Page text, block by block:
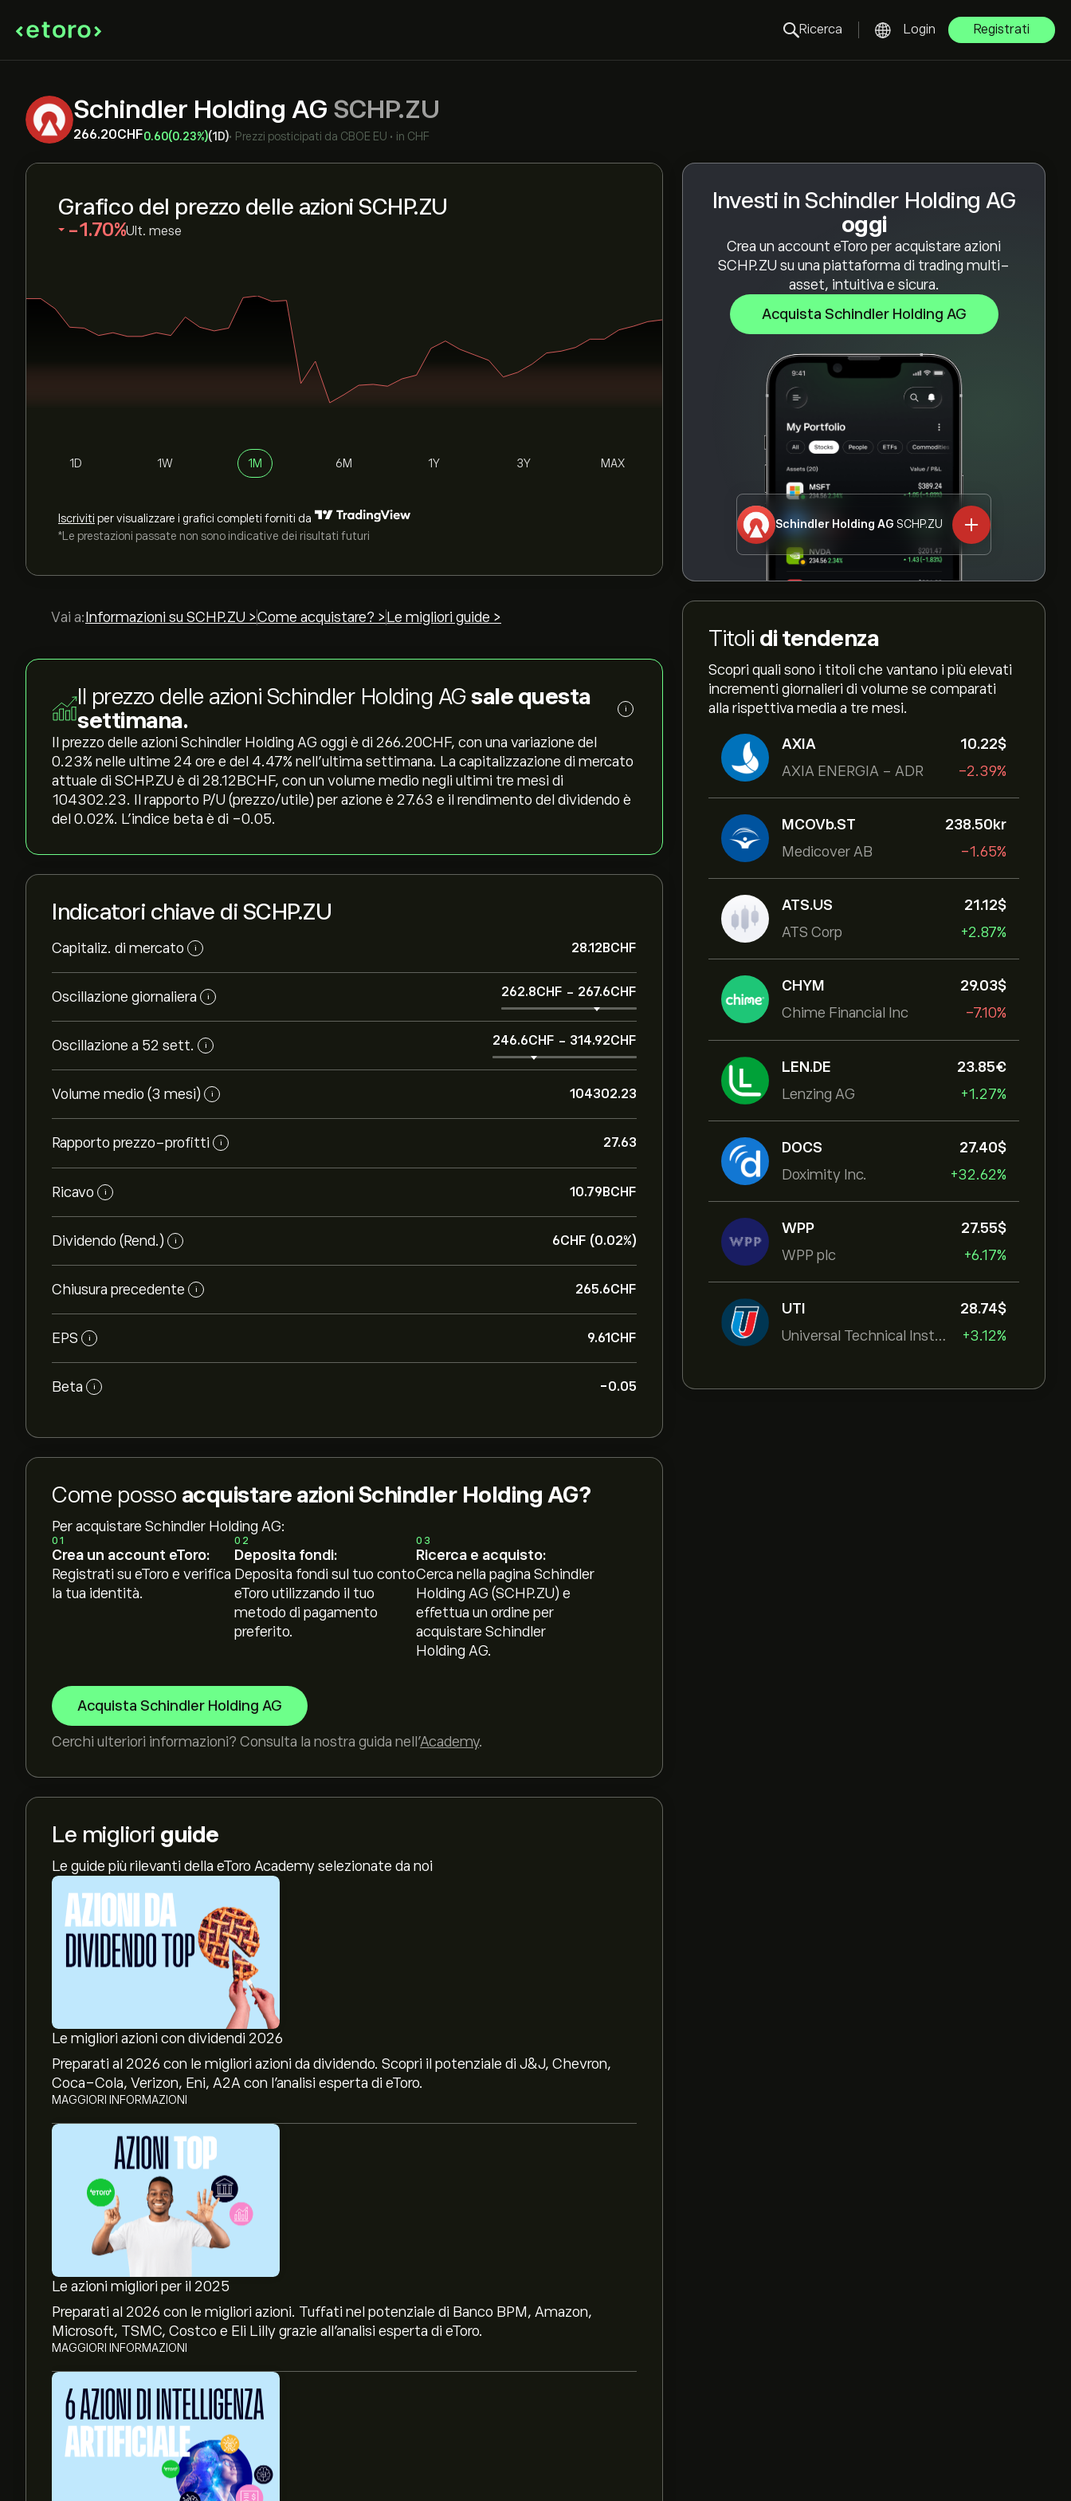
Ricerca Login Registrati
Schindler Holding AG SCHP.ZU
266.20‎CHF‎0.60(0.23%)(1D)• Prezzi posticipati da CBOE EU • in CHF
Investi in Schindler Holding AG
oggi
Crea un account eToro per acquistare azioni
SCHP.ZU su una piattaforma di trading multi-
asset, intuitiva e sicura.
Acquista Schindler Holding AG
Schindler Holding AG SCHP.ZU
Titoli di tendenza
Scopri quali sono i titoli che vantano i più elevati
incrementi giornalieri di volume se comparati
alla rispettiva media a tre mesi.
AXIA
AXIA ENERGIA - ADR
10.22‎$‎
-2.39%
MCOVb.ST
Medicover AB
238.50‎kr‎
-1.65%
ATS.US
ATS Corp
21.12‎$‎
+2.87%
CHYM
Chime Financial Inc
29.03‎$‎
-7.10%
LEN.DE
Lenzing AG
23.85‎€‎
+1.27%
DOCS
Doximity Inc.
27.40‎$‎
+32.62%
WPP
WPP plc
27.55‎$‎
+6.17%
UTI
Universal Technical Institut
28.74‎$‎
+3.12%
Grafico del prezzo delle azioni SCHP.ZU
‎-1.70‎ Ult. mese
1D 1W 1M 6M 1Y 3Y MAX
Iscriviti per visualizzare i grafici completi forniti da
*Le prestazioni passate non sono indicative dei risultati futuri
Vai a: Informazioni su SCHP.ZU >Come acquistare? > Le migliori guide >
Il prezzo delle azioni Schindler Holding AGsale questa
settimana.
i
Il prezzo delle azioni Schindler Holding AG oggi è di 266.20‎CHF‎, con una variazione del
‎0.23‎% nelle ultime 24 ore e del ‎4.47‎% nell'ultima settimana. La capitalizzazione di mercato
attuale di SCHP.ZU è di 28.12B‎CHF‎, con un volume medio negli ultimi tre mesi di
104302.23. Il rapporto P/U (prezzo/utile) per azione è 27.63 e il rendimento del dividendo è
del 0.02%. L'indice beta è di -0.05.
Indicatori chiave di SCHP.ZU
Capitaliz. di mercato i 28.12B‎CHF‎
Oscillazione giornaliera i 262.8‎CHF‎ - 267.6‎CHF‎
Oscillazione a 52 sett. i 246.6‎CHF‎ - 314.92‎CHF‎
Volume medio (3 mesi) i 104302.23
Rapporto prezzo-profitti i 27.63
Ricavo i 10.79B‎CHF‎
Dividendo (Rend.) i 6‎CHF‎ (0.02%)
Chiusura precedente i 265.6‎CHF‎
EPS i 9.61‎CHF‎
Beta i -0.05
Come posso acquistare azioni Schindler Holding AG?
Per acquistare Schindler Holding AG:
01
Crea un account eToro:
Registrati su eToro e verifica
la tua identità.
02
Deposita fondi:
Deposita fondi sul tuo conto
eToro utilizzando il tuo
metodo di pagamento
preferito.
03
Ricerca e acquisto:
Cerca nella pagina Schindler
Holding AG (SCHP.ZU) e
effettua un ordine per
acquistare Schindler
Holding AG.
Acquista Schindler Holding AG
Cerchi ulteriori informazioni? Consulta la nostra guida nell’Academy.
Le migliori guide
Le guide più rilevanti della eToro Academy selezionate da noi
Le migliori azioni con dividendi 2026
Preparati al 2026 con le migliori azioni da dividendo. Scopri il potenziale di J&J, Chevron,
Coca-Cola, Verizon, Eni, A2A con l’analisi esperta di eToro.
MAGGIORI INFORMAZIONI
Le azioni migliori per il 2025
Preparati al 2026 con le migliori azioni. Tuffati nel potenziale di Banco BPM, Amazon,
Microsoft, TSMC, Costco e Eli Lilly grazie all’analisi esperta di eToro.
MAGGIORI INFORMAZIONI
Il prezzo attuale delle azioni SCHP.ZU è di 266.20‎CHF‎.